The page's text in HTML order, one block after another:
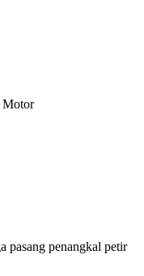
Motor
pasang penangkal petir